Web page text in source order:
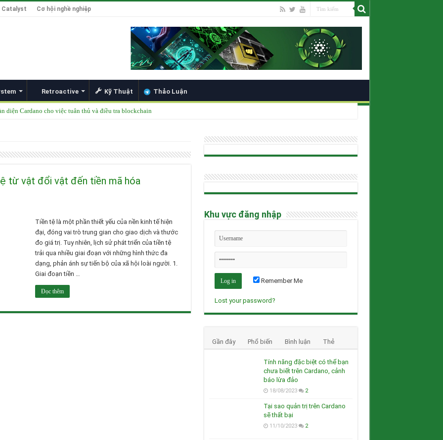
Catalyst Cơ hội nghề nghiệp
Retroactive Kỹ Thuật Thảo Luận
diện Cardano cho việc tuân thủ và điều tra blockchain
Đổi Mới Hợp Đồng Thông Minh cho Bitcoin, Mở Khóa DeFi và Tích Hợp Cardano
về Cardano và Bitcoin DeFi
từ vật đổi vật đến tiền mã hóa
Tiền tệ là một phần thiết yếu của nền kinh tế hiện
đại, đóng vai trò trung gian cho giao dịch và thước
đo giá trị. Tuy nhiên, lịch sử phát triển của tiền tệ
trải qua nhiều giai đoạn với những hình thức đa
dạng, phản ánh sự tiến bộ của xã hội loài người. 1.
Giai đoạn tiền …
Đọc thêm
Khu vực đăng nhập
Remember Me
Lost your password?
Gần đây Phổ biến Bình luận Thẻ
Tính năng đặc biệt có thể bạn
chưa biết trên Cardano, cảnh
báo lừa đảo
18/08/2023 2
Tại sao quản trị trên Cardano
sẽ thất bại
11/10/2023 2